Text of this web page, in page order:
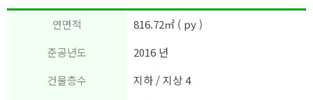
연면적
816.72㎡ ( py )
준공년도
2016 년
건물층수
지하 / 지상 4